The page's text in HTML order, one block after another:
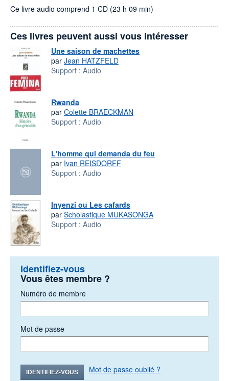
Ce livre audio comprend 1 CD (23 h 09 min)
Ces livres peuvent aussi vous intéresser
Une saison de machettes
par Jean HATZFELD
Support : Audio
Rwanda
par Colette BRAECKMAN
Support : Audio
L'homme qui demanda du feu
par Ivan REISDORFF
Support : Audio
Inyenzi ou Les cafards
par Scholastique MUKASONGA
Support : Audio
Identifiez-vous
Vous êtes membre ?
Numéro de membre
Mot de passe
IDENTIFIEZ-VOUS Mot de passe oublié ?